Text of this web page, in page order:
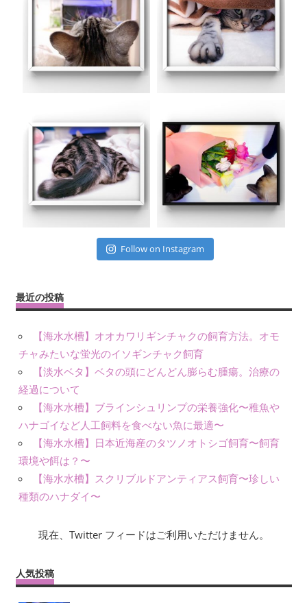
Follow on Instagram
最近の投稿
【海水水槽】オオカワリギンチャクの飼育方法。オモ
チャみたいな蛍光のイソギンチャク飼育
【淡水ベタ】ベタの頭にどんどん膨らむ腫瘍。治療の
経過について
【海水水槽】ブラインシュリンプの栄養強化〜稚魚や
ハナゴイなど人工飼料を食べない魚に最適〜
【海水水槽】日本近海産のタツノオトシゴ飼育〜飼育
環境や餌は？〜
【海水水槽】スクリブルドアンティアス飼育〜珍しい
種類のハナダイ〜
現在、Twitter フィードはご利用いただけません。
人気投稿